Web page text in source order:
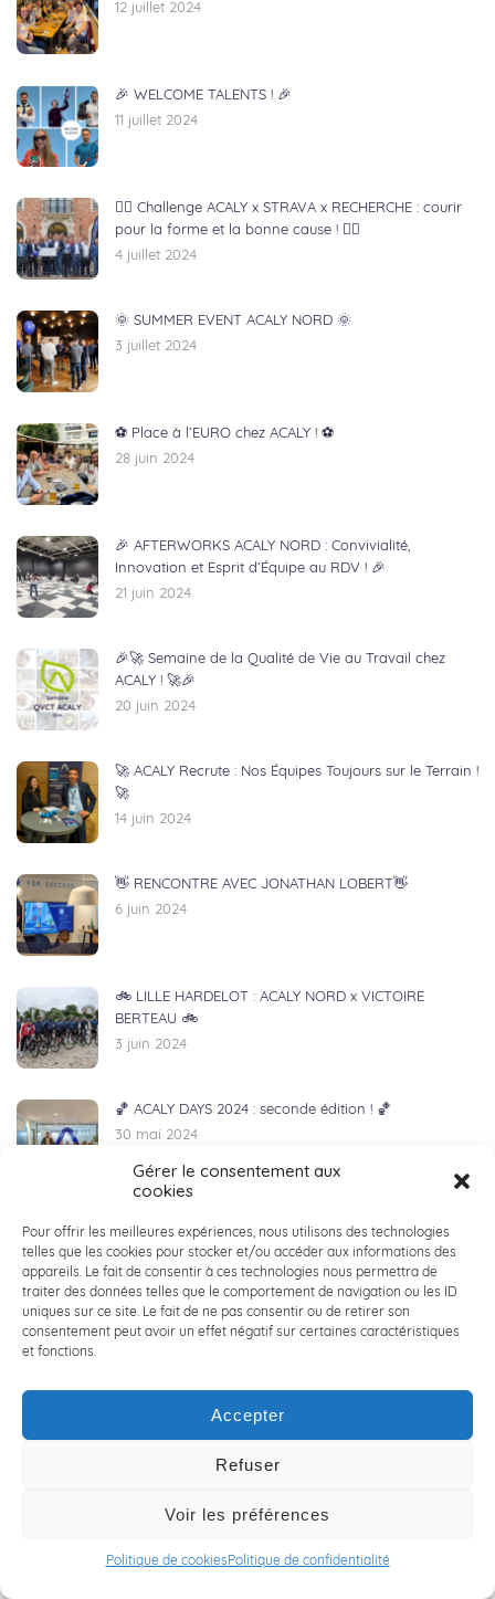
Gérer le consentement aux
cookies
Pour offrir les meilleures expériences, nous utilisons des technologies
telles que les cookies pour stocker et/ou accéder aux informations des
appareils. Le fait de consentir à ces technologies nous permettra de
traiter des données telles que le comportement de navigation ou les ID
uniques sur ce site. Le fait de ne pas consentir ou de retirer son
consentement peut avoir un effet négatif sur certaines caractéristiques
et fonctions.
Accepter
Refuser
Voir les préférences
Politique de cookiesPolitique de confidentialité
12 juillet 2024
🎉 WELCOME TALENTS ! 🎉
11 juillet 2024
🏃‍♂️ Challenge ACALY x STRAVA x RECHERCHE : courir
pour la forme et la bonne cause ! 🏃‍♀️
4 juillet 2024
🌞 SUMMER EVENT ACALY NORD 🌞
3 juillet 2024
⚽ Place à l’EURO chez ACALY ! ⚽
28 juin 2024
🎉 AFTERWORKS ACALY NORD : Convivialité,
Innovation et Esprit d’Équipe au RDV ! 🎉
21 juin 2024
🎉🚀 Semaine de la Qualité de Vie au Travail chez
ACALY ! 🚀🎉
20 juin 2024
🚀 ACALY Recrute : Nos Équipes Toujours sur le Terrain !
🚀
14 juin 2024
👋 RENCONTRE AVEC JONATHAN LOBERT👋
6 juin 2024
🚲 LILLE HARDELOT : ACALY NORD x VICTOIRE
BERTEAU 🚲
3 juin 2024
🏀 ACALY DAYS 2024 : seconde édition ! 🏀
30 mai 2024
👔 COLLECTE DE VETEMENTS POUR LA CRAVATE
SOLIDAIRE 👔
29 mai 2024
🌱 RSE : ACALY Conseil en Ingénierie s’engage et agit
par Thomas lors de son aventure au Kenya ! ✨🌍
📢 BREAKING NEWS : ACALY NORD se lance sur les